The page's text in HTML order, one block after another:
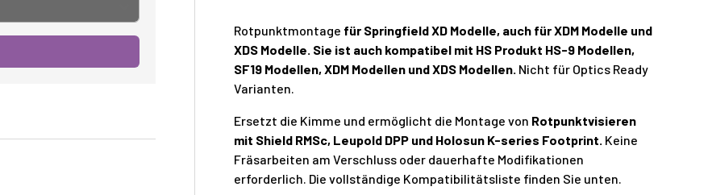
Rotpunktmontage für Springfield XD Modelle, auch für XDM Modelle und
XDS Modelle. Sie ist auch kompatibel mit HS Produkt HS-9 Modellen,
SF19 Modellen, XDM Modellen und XDS Modellen. Nicht für Optics Ready
Varianten.
Ersetzt die Kimme und ermöglicht die Montage von Rotpunktvisieren
mit Shield RMSc, Leupold DPP und Holosun K-series Footprint. Keine
Fräsarbeiten am Verschluss oder dauerhafte Modifikationen
erforderlich. Die vollständige Kompatibilitätsliste finden Sie unten.